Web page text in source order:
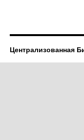
Централизованная